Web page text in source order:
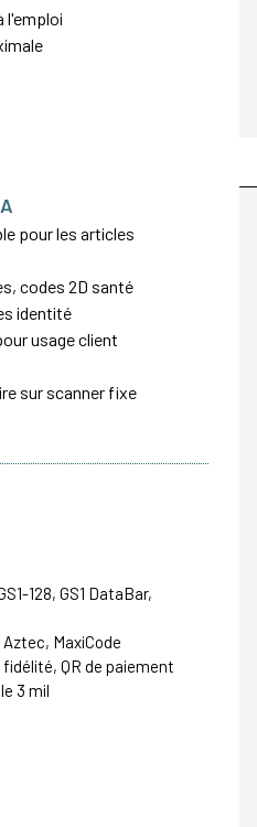
l'emploi
pour les articles
codes 2D santé
identité
usage client
sur scanner fixe
128, GS1 DataBar,
Aztec, MaxiCode
QR de paiement
3 mil